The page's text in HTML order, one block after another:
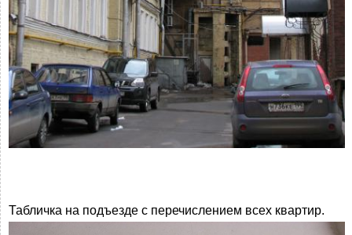
Табличка на подъезде с перечислением всех квартир.